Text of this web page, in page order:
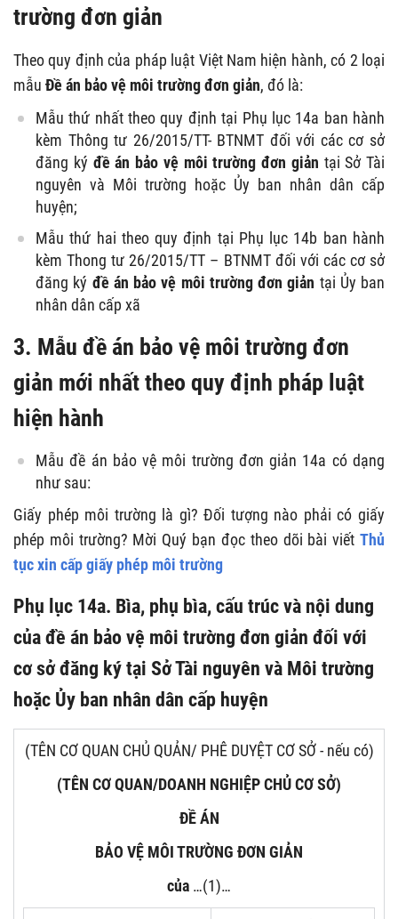
trường đơn giản
Theo quy định của pháp luật Việt Nam hiện hành, có 2 loại
mẫu Đề án bảo vệ môi trường đơn giản, đó là:
Mẫu thứ nhất theo quy định tại Phụ lục 14a ban hành
kèm Thông tư 26/2015/TT- BTNMT đối với các cơ sở
đăng ký đề án bảo vệ môi trường đơn giản tại Sở Tài
nguyên và Môi trường hoặc Ủy ban nhân dân cấp
huyện;
Mẫu thứ hai theo quy định tại Phụ lục 14b ban hành
kèm Thong tư 26/2015/TT – BTNMT đối với các cơ sở
đăng ký đề án bảo vệ môi trường đơn giản tại Ủy ban
nhân dân cấp xã
3. Mẫu đề án bảo vệ môi trường đơn
giản mới nhất theo quy định pháp luật
hiện hành
Mẫu đề án bảo vệ môi trường đơn giản 14a có dạng
như sau:
Giấy phép môi trường là gì? Đối tượng nào phải có giấy
phép môi trường? Mời Quý bạn đọc theo dõi bài viết Thủ
tục xin cấp giấy phép môi trường
Phụ lục 14a. Bìa, phụ bìa, cấu trúc và nội dung
của đề án bảo vệ môi trường đơn giản đối với
cơ sở đăng ký tại Sở Tài nguyên và Môi trường
hoặc Ủy ban nhân dân cấp huyện
(TÊN CƠ QUAN CHỦ QUẢN/ PHÊ DUYỆT CƠ SỞ - nếu có)
(TÊN CƠ QUAN/DOANH NGHIỆP CHỦ CƠ SỞ)
ĐỀ ÁN
BẢO VỆ MÔI TRƯỜNG ĐƠN GIẢN
của …(1)…